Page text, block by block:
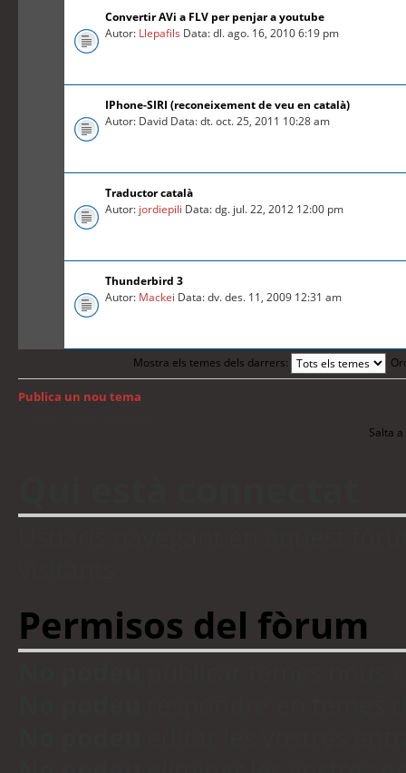
Convertir AVi a FLV per penjar a youtube
Autor: Llepafils Data: dl. ago. 16, 2010 6:19 pm
IPhone-SIRI (reconeixement de veu en català)
Autor: David Data: dt. oct. 25, 2011 10:28 am
Traductor català
Autor: jordiepili Data: dg. jul. 22, 2012 12:00 pm
Thunderbird 3
Autor: Mackei Data: dv. des. 11, 2009 12:31 am
Mostra els temes dels darrers:
Publica un nou tema
Salta a
Permisos del fòrum